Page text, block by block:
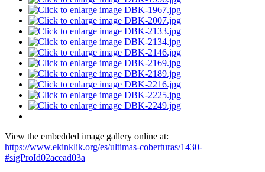
View the embedded image gallery online at:
https://www.ekinklik.org/es/ultimas-coberturas/1430-
#sigProId02acead03a